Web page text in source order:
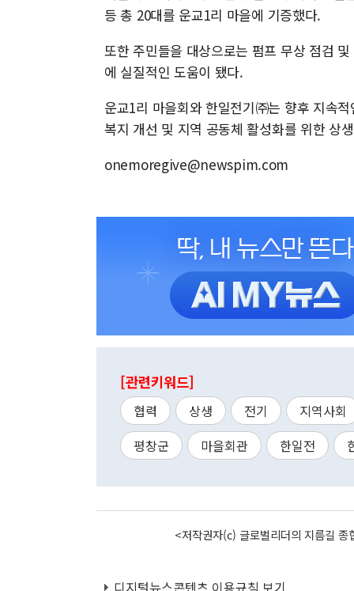
등 총 20대를 운교1리 마을에 기증했다.
또한 주민들을 대상으로는 펌프 무상 점검
에 실질적인 도움이 됐다.
운교1리 마을회와 한일전기㈜는 향후 지속
복지 개선 및 지역 공동체 활성화를 위한 상
onemoregive@newspim.com
[관련키워드]
협력 상생 전기
지역사회
평창군
마을회관 한일전
<저작권자(c) 글로벌리더의 지름길
디지털뉴스콘텐츠 이용규칙 보기